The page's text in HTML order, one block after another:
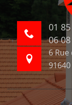
01
06
6